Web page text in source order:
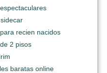
recien nacidos
2 pisos
baratas online